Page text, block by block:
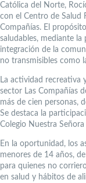
Católica del Norte,
con el Centro de Salud
Compañías. El
saludables, mediante
integración de la
no transmisibles como
La actividad recreativa
sector Las Compañías
más de cien personas,
Se destaca la
Colegio Nuestra
En la oportunidad, los
menores de 14 años,
para quienes no
en salud y hábitos de